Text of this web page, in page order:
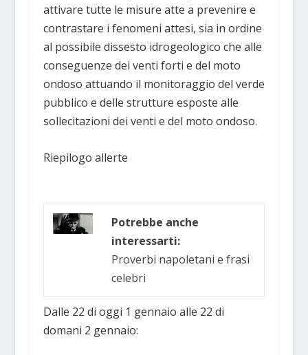
attivare tutte le misure atte a prevenire e
contrastare i fenomeni attesi, sia in ordine
al possibile dissesto idrogeologico che alle
conseguenze dei venti forti e del moto
ondoso attuando il monitoraggio del verde
pubblico e delle strutture esposte alle
sollecitazioni dei venti e del moto ondoso.
Riepilogo allerte
Potrebbe anche
interessarti:
Proverbi napoletani e frasi
celebri
Dalle 22 di oggi 1 gennaio alle 22 di
domani 2 gennaio: